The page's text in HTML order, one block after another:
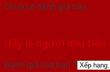
Chưa có đánh giá nào.
Hãy là người đầu tiên
Đánh giá của bạn *